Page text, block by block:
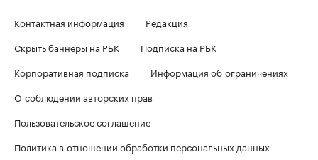
Контактная информация
Редакция
Скрыть баннеры на РБК
Подписка на РБК
Корпоративная подписка
Информация об ограничениях
О соблюдении авторских прав
Пользовательское соглашение
Политика в отношении обработки персональных данных